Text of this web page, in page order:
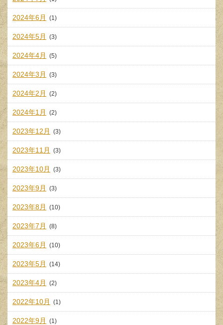
2024年6月 (1)
2024年5月 (3)
2024年4月 (5)
2024年3月 (3)
2024年2月 (2)
2024年1月 (2)
2023年12月 (3)
2023年11月 (3)
2023年10月 (3)
2023年9月 (3)
2023年8月 (10)
2023年7月 (8)
2023年6月 (10)
2023年5月 (14)
2023年4月 (2)
2022年10月 (1)
2022年9月 (1)